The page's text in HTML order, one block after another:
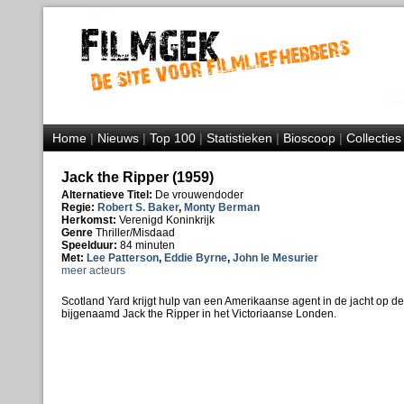
Home|Nieuws|Top 100|Statistieken|Bioscoop|Collecties
Jack the Ripper (1959)
Alternatieve Titel: De vrouwendoder
Regie: Robert S. Baker, Monty Berman
Herkomst: Verenigd Koninkrijk
Genre Thriller/Misdaad
Speelduur: 84 minuten
Met: Lee Patterson, Eddie Byrne, John le Mesurier
meer acteurs
Scotland Yard krijgt hulp van een Amerikaanse agent in de jacht op
bijgenaamd Jack the Ripper in het Victoriaanse Londen.